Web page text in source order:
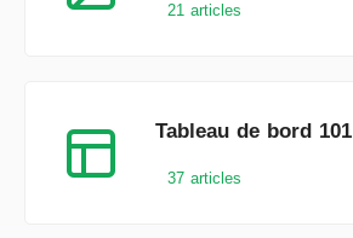
21 articles
Tableau de bord 101
37 articles